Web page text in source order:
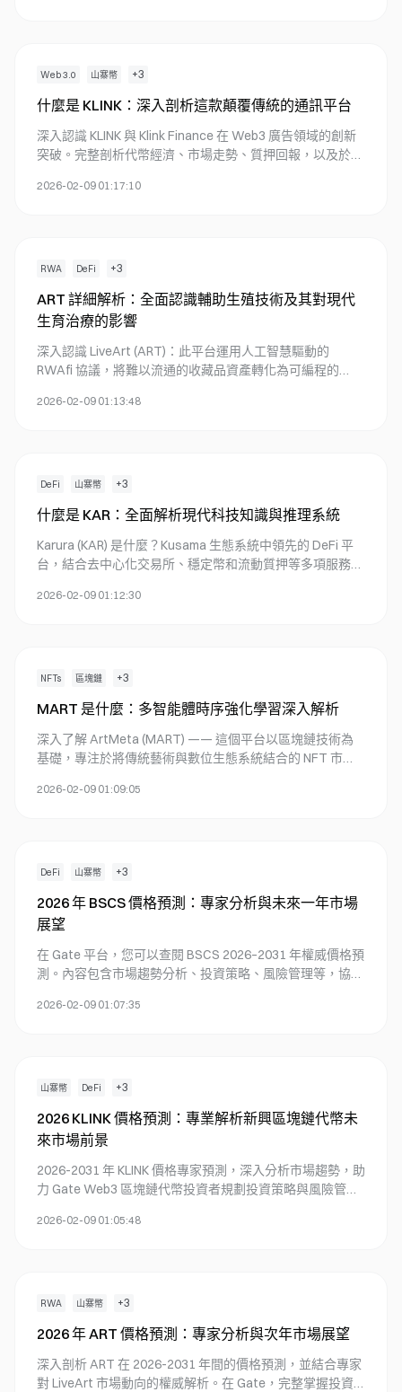
Web 3.0 山寨幣 +3
什麼是 KLINK：深入剖析這款顛覆傳統的通訊平台
深入認識 KLINK 與 Klink Finance 在 Web3 廣告領域的創新
突破。完整剖析代幣經濟、市場走勢、質押回報，以及於
2026-02-09 01:17:10
RWA DeFi +3
ART 詳細解析：全面認識輔助生殖技術及其對現代
生育治療的影響
深入認識 LiveArt (ART)：此平台運用人工智慧驅動的
RWAfi 協議，將難以流通的收藏品資產轉化為可編程的
域的創新突破。
2026-02-09 01:13:48
DeFi 山寨幣 +3
什麼是 KAR：全面解析現代科技知識與推理系統
Karura (KAR) 是什麼？Kusama 生態系統中領先的 DeFi 平
台，結合去中心化交易所、穩定幣和流動質押等多項服務。
KAR 的方式。
2026-02-09 01:12:30
NFTs 區塊鏈 +3
MART 是什麼：多智能體時序強化學習深入解析
深入了解 ArtMeta (MART) —— 這個平台以區塊鏈技術為
基礎，專注於將傳統藝術與數位生態系統結合的 NFT 市
藝術家與收藏家如何在 Gate 平台上攜手推動數位藝術革
2026-02-09 01:09:05
DeFi 山寨幣 +3
2026 年 BSCS 價格預測：專家分析與未來一年市場
展望
在 Gate 平台，您可以查閱 BSCS 2026–2031 年權威價格預
測。內容包含市場趨勢分析、投資策略、風險管理等，協助
易建議及持倉分布數據。
2026-02-09 01:07:35
山寨幣 DeFi +3
2026 KLINK 價格預測：專業解析新興區塊鏈代幣未
來市場前景
2026-2031 年 KLINK 價格專家預測，深入分析市場趨勢，助
力 Gate Web3 區塊鏈代幣投資者規劃投資策略與風險管理
2026-02-09 01:05:48
RWA 山寨幣 +3
2026 年 ART 價格預測：專家分析與次年市場展望
深入剖析 ART 在 2026-2031 年間的價格預測，並結合專家
對 LiveArt 市場動向的權威解析。在 Gate，完整掌握投資